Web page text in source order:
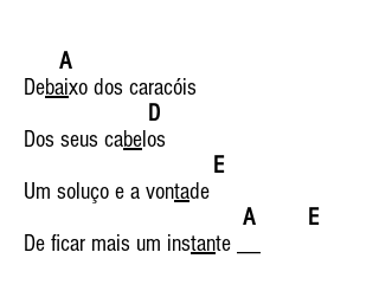
A
Debaixo dos caracóis
D
Dos seus cabelos
E
Um soluço e a vontade
A E
De ficar mais um instante __